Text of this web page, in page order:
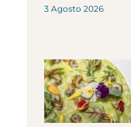
3 Agosto 2026